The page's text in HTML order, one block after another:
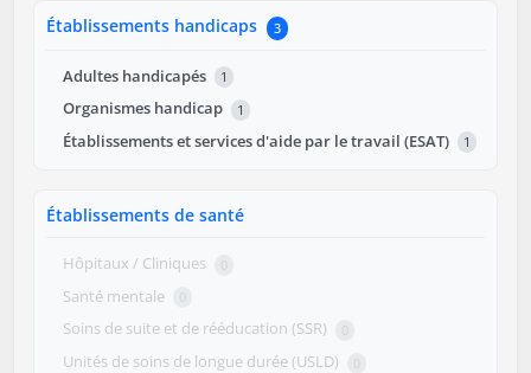
Établissements handicaps 3
Adultes handicapés 1
Organismes handicap 1
Établissements et services d'aide par le travail (ESAT) 1
Établissements de santé
Hôpitaux / Cliniques 0
Santé mentale 0
Soins de suite et de rééducation (SSR) 0
Unités de soins de longue durée (USLD) 0